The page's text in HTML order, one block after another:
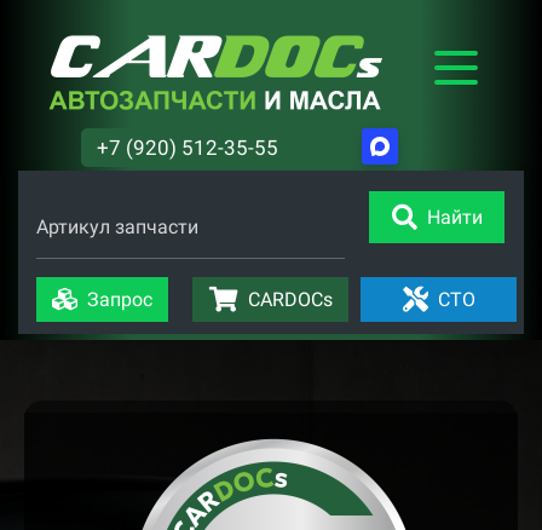
+7 (920) 512-35-55
Артикул запчасти Найти
Запрос CARDOCs СТО